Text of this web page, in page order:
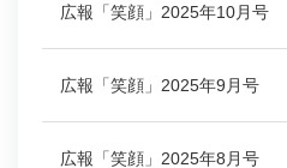
広報「笑顔」2025年10月号
広報「笑顔」2025年9月号
広報「笑顔」2025年8月号